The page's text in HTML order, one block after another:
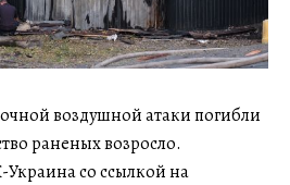
воздушной атаки погибли
раненых возросло.
со ссылкой на